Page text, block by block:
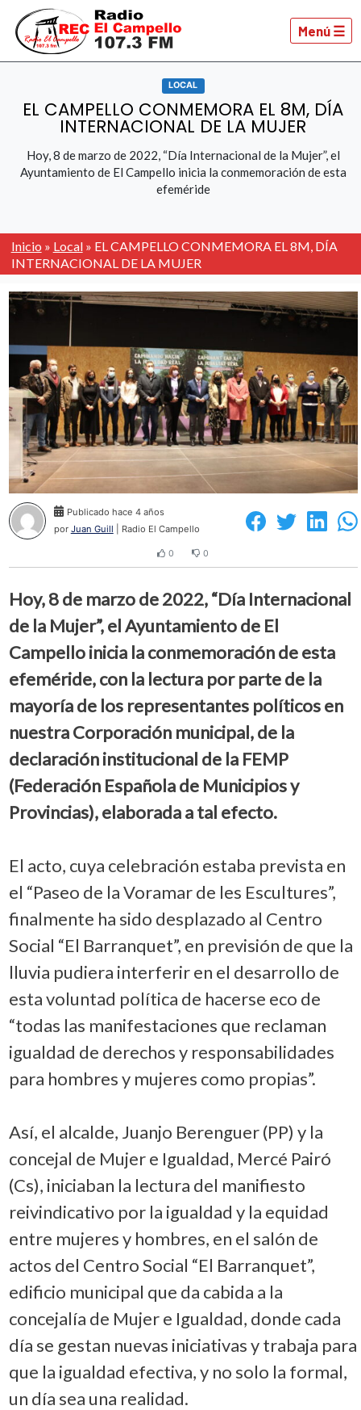
Menú ☰
LOCAL
EL CAMPELLO CONMEMORA EL 8M, DÍA
INTERNACIONAL DE LA MUJER
Hoy, 8 de marzo de 2022, “Día Internacional de la Mujer”, el
Ayuntamiento de El Campello inicia la conmemoración de esta
efeméride
Inicio » Local» EL CAMPELLO CONMEMORA EL 8M, DÍA
INTERNACIONAL DE LA MUJER
Publicado hace 4 años
por Juan Guill | Radio El Campello
0 0
Hoy, 8 de marzo de 2022, “Día Internacional
de la Mujer”, el Ayuntamiento de El
Campello inicia la conmemoración de esta
efeméride, con la lectura por parte de la
mayoría de los representantes políticos en
nuestra Corporación municipal, de la
declaración institucional de la FEMP
(Federación Española de Municipios y
Provincias), elaborada a tal efecto.
El acto, cuya celebración estaba prevista en
el “Paseo de la Voramar de les Escultures”,
finalmente ha sido desplazado al Centro
Social “El Barranquet”, en previsión de que la
lluvia pudiera interferir en el desarrollo de
esta voluntad política de hacerse eco de
“todas las manifestaciones que reclaman
igualdad de derechos y responsabilidades
para hombres y mujeres como propias”.
Así, el alcalde, Juanjo Berenguer (PP) y la
concejal de Mujer e Igualdad, Mercé Pairó
(Cs), iniciaban la lectura del manifiesto
reivindicativo por la igualdad y la equidad
entre mujeres y hombres, en el salón de
actos del Centro Social “El Barranquet”,
edificio municipal que da cabida a la
concejalía de Mujer e Igualdad, donde cada
día se gestan nuevas iniciativas y trabaja para
que la igualdad efectiva, y no solo la formal,
un día sea una realidad.